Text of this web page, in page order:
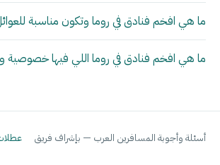
ما هي افخم فنادق في روما وتكون مناسبة
ما هي افخم فنادق في روما اللي فيها
أسئلة وأجوبة المسافرين العرب — بإشراف فريق